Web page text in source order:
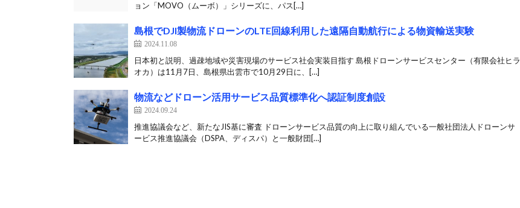
ョン「MOVO（ムーボ）」シリーズに、パス[…]
島根でDJI製物流ドローンのLTE回線利用した遠隔自動航行による物資輸送実験
2024.11.08
日本初と説明、過疎地域や災害現場のサービス社会実装目指す 島根ドローンサービスセンター（有限会社ヒラ
オカ）は11月7日、島根県出雲市で10月29日に、[…]
物流などドローン活用サービス品質標準化へ認証制度創設
2024.09.24
推進協議会など、新たなJIS基に審査 ドローンサービス品質の向上に取り組んでいる一般社団法人ドローンサ
ービス推進協議会（DSPA、ディスパ）と一般財団[…]